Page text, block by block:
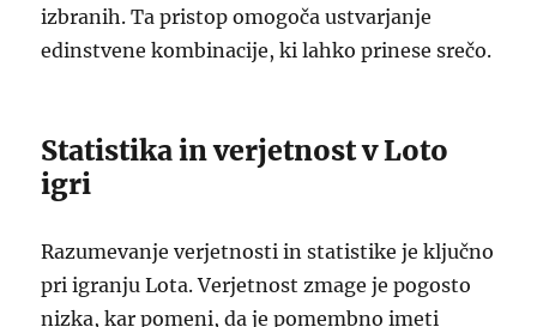
izbranih. Ta pristop omogoča ustvarjanje
edinstvene kombinacije, ki lahko prinese srečo.
Statistika in verjetnost v Loto
igri
Razumevanje verjetnosti in statistike je ključno
pri igranju Lota. Verjetnost zmage je pogosto
nizka, kar pomeni, da je pomembno imeti